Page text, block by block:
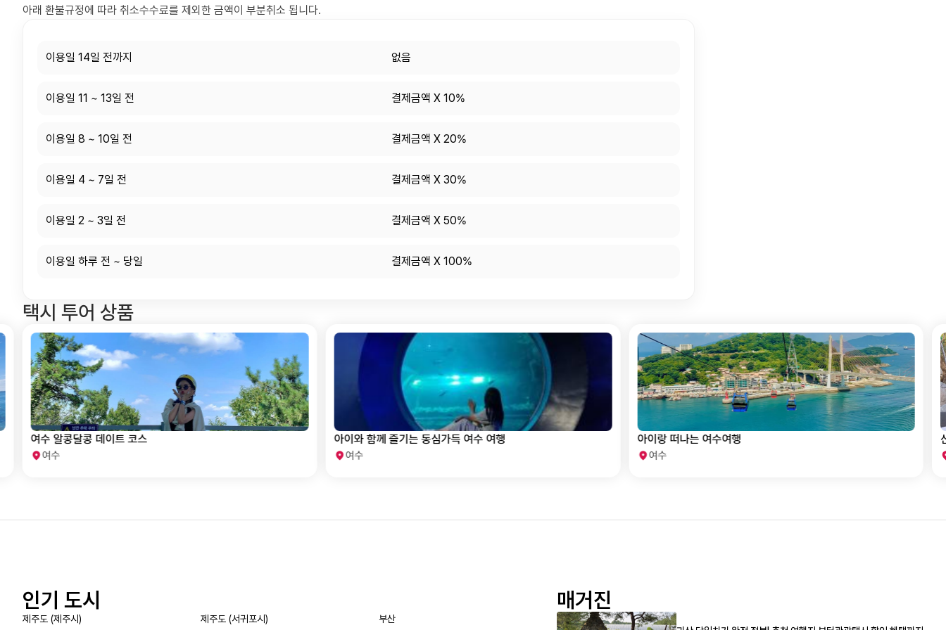
아래 환불규정에 따라 취소수수료를 제외한 금액이 부분취소 됩니다.
이용일 14일 전까지 없음
이용일 11 ~ 13일 전 결제금액 X 10%
이용일 8 ~ 10일 전 결제금액 X 20%
이용일 4 ~ 7일 전 결제금액 X 30%
이용일 2 ~ 3일 전 결제금액 X 50%
이용일 하루 전 ~ 당일 결제금액 X 100%
택시 투어 상품
여수 알콩달콩 데이트 코스
여수
아이와 함께 즐기는 동심가득 여수 여행
여수
아이랑 떠나는 여수여행
여수
인기 도시
제주도 (제주시) 제주도 (서귀포시) 부산
매거진